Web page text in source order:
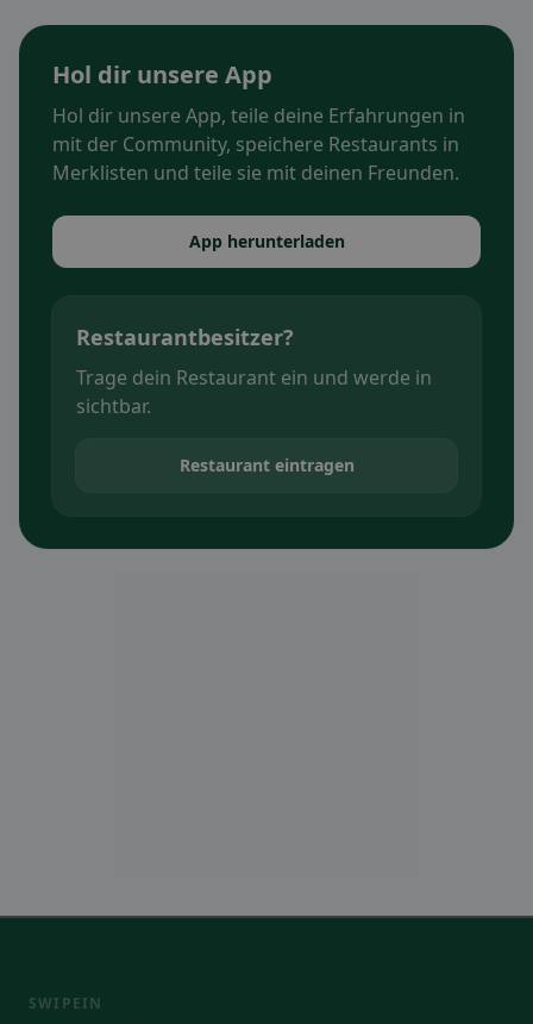
Hol dir unsere App
Hol dir unsere App, teile deine Erfahrungen in
mit der Community, speichere Restaurants in
Merklisten und teile sie mit deinen Freunden.
App herunterladen
Restaurantbesitzer?
Trage dein Restaurant ein und werde in
sichtbar.
Restaurant eintragen
SWIPEIN